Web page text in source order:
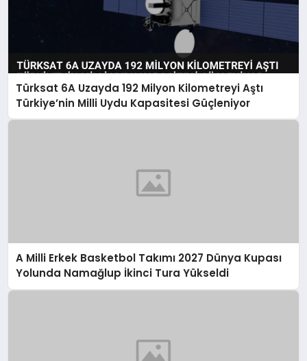
Türksat 6A Uzayda 192 Milyon Kilometreyi Aştı
Türkiye’nin Milli Uydu Kapasitesi Güçleniyor
A Milli Erkek Basketbol Takımı 2027 Dünya Kupası
Yolunda Namağlup İkinci Tura Yükseldi